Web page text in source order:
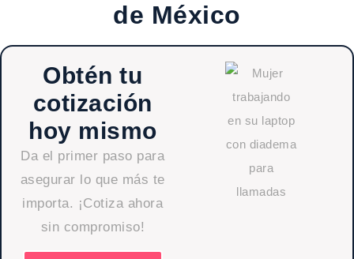
de México
Obtén tu
cotización
hoy mismo
Da el primer paso para
asegurar lo que más te
importa. ¡Cotiza ahora
sin compromiso!